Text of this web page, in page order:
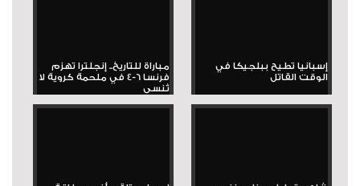
إسبانيا تطيح ببلجيكا في
الوقت القاتل
مباراة للتاريخ.. إنجلترا تهزم
فرنسا 6-4 في ملحمة كروية لا
تُنسى